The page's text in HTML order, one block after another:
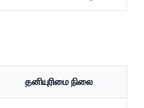
தனியுரிமை நிலை